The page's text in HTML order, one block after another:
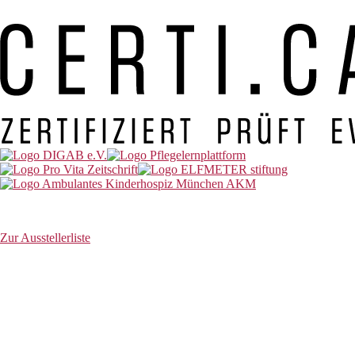
Zur Ausstellerliste